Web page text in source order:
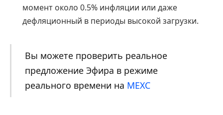
момент около 0.5% инфляции или даже
дефляционный в периоды высокой загрузки.
Вы можете проверить реальное
предложение Эфира в режиме
реального времени на MEXC